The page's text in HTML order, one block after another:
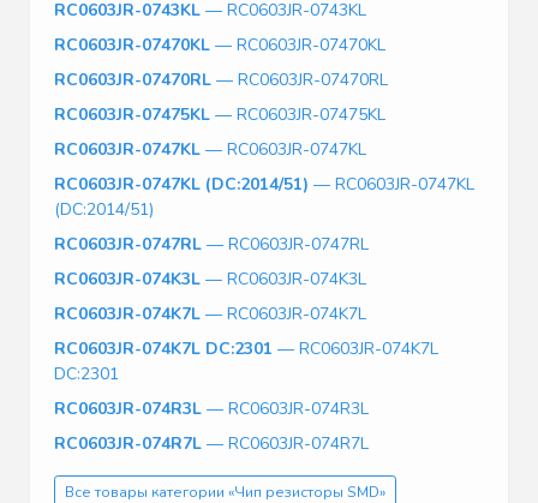
RC0603JR-0743KL — RC0603JR-0743KL
RC0603JR-07470KL — RC0603JR-07470KL
RC0603JR-07470RL — RC0603JR-07470RL
RC0603JR-07475KL — RC0603JR-07475KL
RC0603JR-0747KL — RC0603JR-0747KL
RC0603JR-0747KL (DC:2014/51) — RC0603JR-0747KL
(DC:2014/51)
RC0603JR-0747RL — RC0603JR-0747RL
RC0603JR-074K3L — RC0603JR-074K3L
RC0603JR-074K7L — RC0603JR-074K7L
RC0603JR-074K7L DC:2301 — RC0603JR-074K7L
DC:2301
RC0603JR-074R3L — RC0603JR-074R3L
RC0603JR-074R7L — RC0603JR-074R7L
Все товары категории «Чип резисторы SMD»